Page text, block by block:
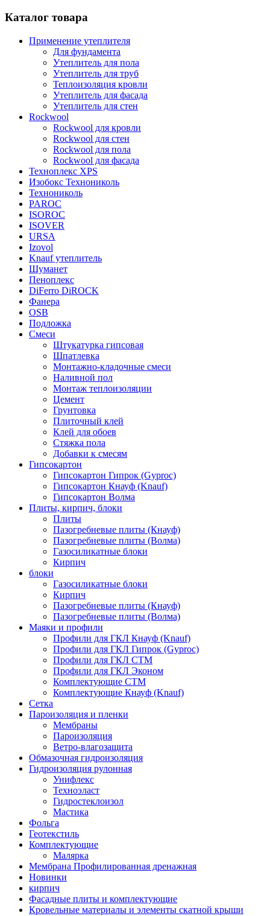
Каталог товара
Применение утеплителя
Для фундамента
Утеплитель для пола
Утеплитель для труб
Теплоизоляция кровли
Утеплитель для фасада
Утеплитель для стен
Rockwool
Rockwool для кровли
Rockwool для стен
Rockwool для пола
Rockwool для фасада
Техноплекс XPS
Изобокс Технониколь
Технониколь
PAROC
ISOROC
ISOVER
URSA
Izovol
Knauf утеплитель
Шуманет
Пеноплекс
DiFerro DiROCK
Фанера
OSB
Подложка
Смеси
Штукатурка гипсовая
Шпатлевка
Монтажно-кладочные смеси
Наливной пол
Монтаж теплоизоляции
Цемент
Грунтовка
Плиточный клей
Клей для обоев
Стяжка пола
Добавки к смесям
Гипсокартон
Гипсокартон Гипрок (Gyproc)
Гипсокартон Кнауф (Knauf)
Гипсокартон Волма
Плиты, кирпич, блоки
Плиты
Пазогребневые плиты (Кнауф)
Пазогребневые плиты (Волма)
Газосиликатные блоки
Кирпич
блоки
Газосиликатные блоки
Кирпич
Пазогребневые плиты (Кнауф)
Пазогребневые плиты (Волма)
Маяки и профили
Профили для ГКЛ Кнауф (Knauf)
Профили для ГКЛ Гипрок (Gyproc)
Профили для ГКЛ СТМ
Профили для ГКЛ Эконом
Комплектующие СТМ
Комплектующие Кнауф (Knauf)
Сетка
Пароизоляция и пленки
Мембраны
Пароизоляция
Ветро-влагозащита
Обмазочная гидроизоляция
Гидроизоляция рулонная
Унифлекс
Техноэласт
Гидростеклоизол
Мастика
Фольга
Геотекстиль
Комплектующие
Малярка
Мембрана Профилированная дренажная
Новинки
кирпич
Фасадные плиты и комплектующие
Кровельные материалы и элементы скатной крыши